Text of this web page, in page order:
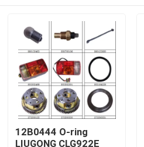
12Β0444 Ο-ring
LIUGONG CLG922E